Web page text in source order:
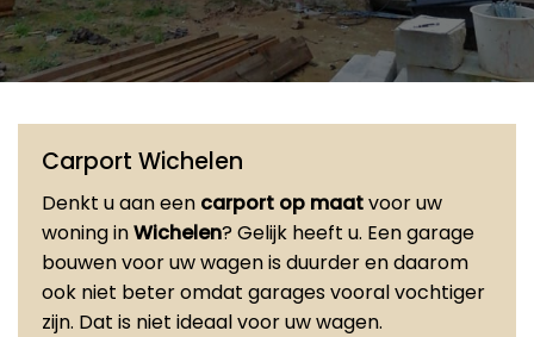
Carport Wichelen
Denkt u aan een carport op maatvoor uw
woning inWichelen? Gelijk heeft u. Een garage
bouwen voor uw wagen is duurder en daarom
ook niet beter omdat garages vooral vochtiger
zijn. Dat is niet ideaal voor uw wagen.